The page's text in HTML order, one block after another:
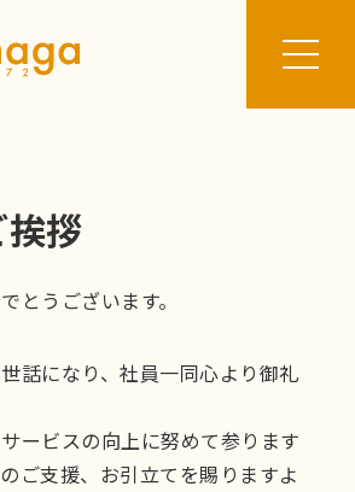
拶
とうございます。
話になり、社員一同心より御礼
ービスの向上に努めて参ります
ご支援、お引立てを賜りますよ